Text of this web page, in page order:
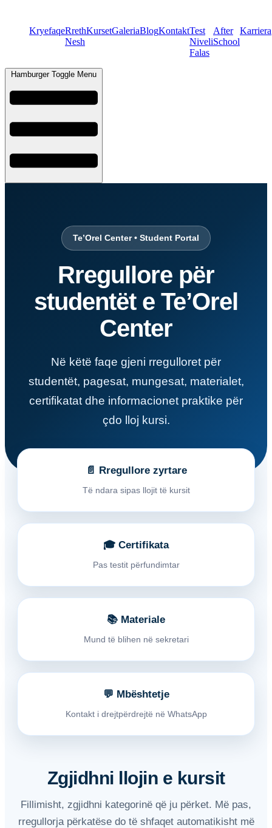
KryefaqeRreth
Nesh
KursetGaleriaBlogKontaktTest
Niveli
Falas
After
School
Karriera
Hamburger Toggle Menu
Te’Orel Center • Student Portal
Rregullore për
studentët e Te’Orel
Center
Në këtë faqe gjeni rregulloret për
studentët, pagesat, mungesat, materialet,
certifikatat dhe informacionet praktike për
çdo lloj kursi.
📄 Rregullore zyrtare
Të ndara sipas llojit të kursit
🎓 Certifikata
Pas testit përfundimtar
📚 Materiale
Mund të blihen në sekretari
💬 Mbështetje
Kontakt i drejtpërdrejtë në WhatsApp
Zgjidhni llojin e kursit
Fillimisht, zgjidhni kategorinë që ju përket. Më pas,
rregullorja përkatëse do të shfaqet automatikisht më